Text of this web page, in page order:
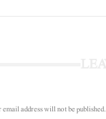
email address will not be published.